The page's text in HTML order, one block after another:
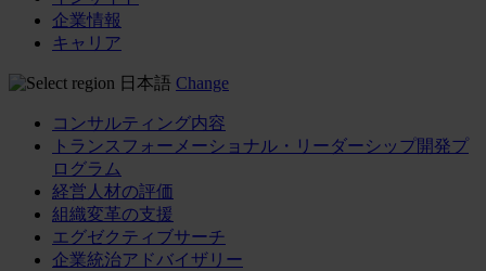
企業情報
キャリア
日本語 Change
コンサルティング内容
トランスフォーメーショナル・リーダーシップ開発プ
ログラム
経営人材の評価
組織変革の支援
エグゼクティブサーチ
企業統治アドバイザリー